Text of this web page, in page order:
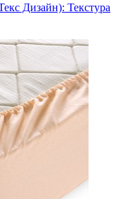
Дизайн): Текстура